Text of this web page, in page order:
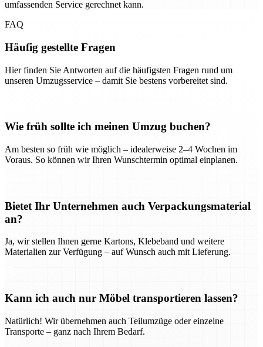
umfassenden Service gerechnet kann.
FAQ
Häufig gestellte Fragen
Hier finden Sie Antworten auf die häufigsten Fragen rund um
unseren Umzugsservice – damit Sie bestens vorbereitet sind.
Wie früh sollte ich meinen Umzug buchen?
Am besten so früh wie möglich – idealerweise 2–4 Wochen im
Voraus. So können wir Ihren Wunschtermin optimal einplanen.
Bietet Ihr Unternehmen auch Verpackungsmaterial
an?
Ja, wir stellen Ihnen gerne Kartons, Klebeband und weitere
Materialien zur Verfügung – auf Wunsch auch mit Lieferung.
Kann ich auch nur Möbel transportieren lassen?
Natürlich! Wir übernehmen auch Teilumzüge oder einzelne
Transporte – ganz nach Ihrem Bedarf.